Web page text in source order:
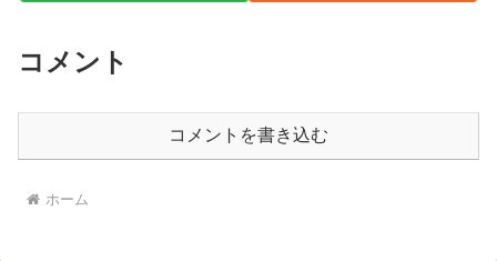
コメント
コメントを書き込む
ホーム